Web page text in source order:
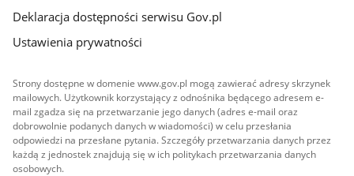
Deklaracja dostępności serwisu Gov.pl
Ustawienia prywatności
Strony dostępne w domenie www.gov.pl mogą zawierać adresy skrzynek
mailowych. Użytkownik korzystający z odnośnika będącego adresem e-
mail zgadza się na przetwarzanie jego danych (adres e-mail oraz
dobrowolnie podanych danych w wiadomości) w celu przesłania
odpowiedzi na przesłane pytania. Szczegóły przetwarzania danych przez
każdą z jednostek znajdują się w ich politykach przetwarzania danych
osobowych.